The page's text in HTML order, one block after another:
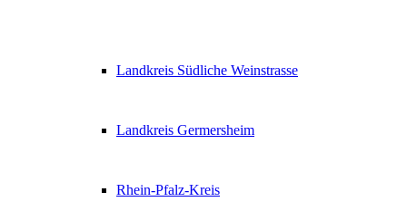
Landkreis Südliche Weinstrasse
Landkreis Germersheim
Rhein-Pfalz-Kreis